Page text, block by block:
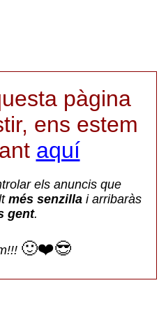
pàgina
ens estem
aquí
els anuncis que
més senzillai arribaràs
gent.
🙂❤️😎